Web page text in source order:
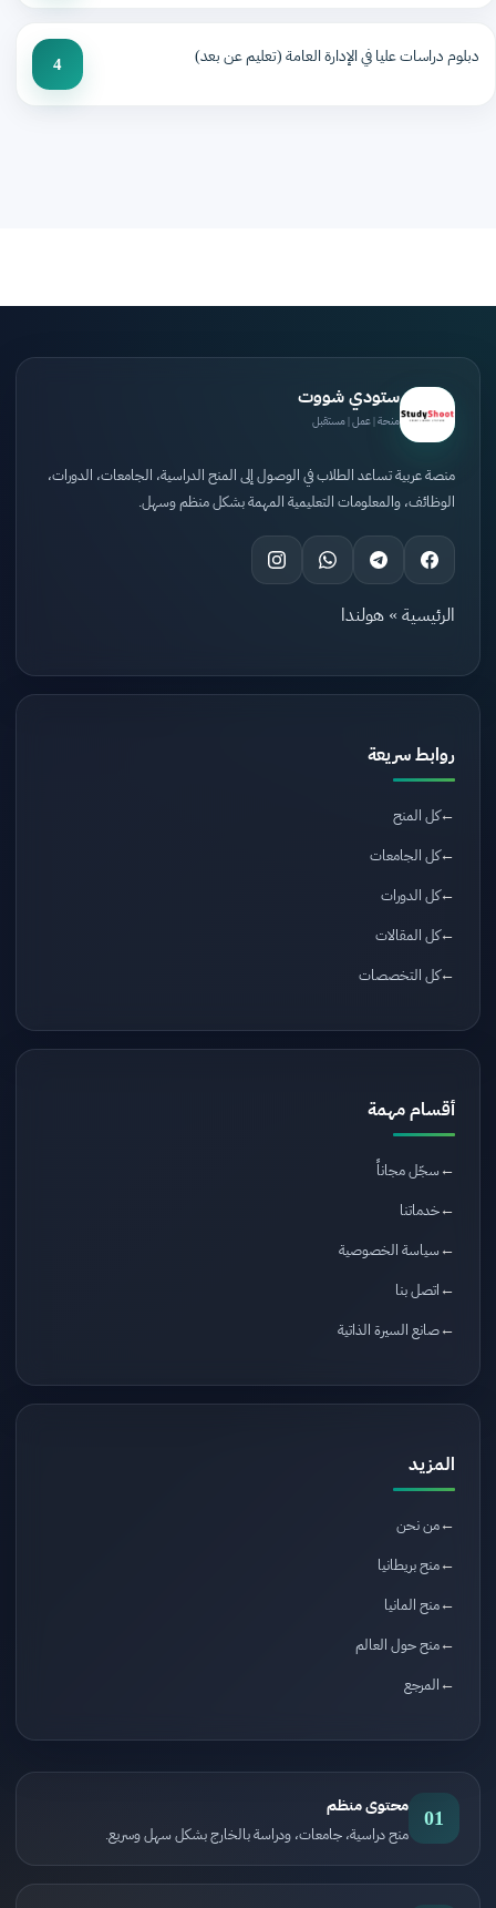
دبلوم دراسات عليا في الإدارة العامة (تعليم عن بعد) 4
ستودي شووت
منحة | عمل | مستقبل
منصة عربية تساعد الطلاب في الوصول إلى المنح الدراسية، الجامعات، الدورات،
الوظائف، والمعلومات التعليمية المهمة بشكل منظم وسهل.
الرئيسية » هولندا
روابط سريعة
كل المنح
كل الجامعات
كل الدورات
كل المقالات
كل التخصصات
أقسام مهمة
سجّل مجاناً
خدماتنا
سياسة الخصوصية
اتصل بنا
صانع السيرة الذاتية
المزيد
من نحن
منح بريطانيا
منح المانيا
منح حول العالم
المرجع
01 محتوى منظم
منح دراسية، جامعات، ودراسة بالخارج بشكل سهل وسريع.